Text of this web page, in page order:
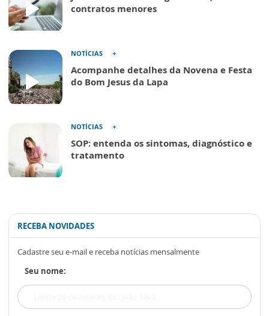
contratos menores
NOTÍCIAS
Acompanhe detalhes da Novena e Festa
do Bom Jesus da Lapa
NOTÍCIAS
SOP: entenda os sintomas, diagnóstico e
tratamento
RECEBA NOVIDADES
Cadastre seu e-mail e receba notícias mensalmente
Seu nome: